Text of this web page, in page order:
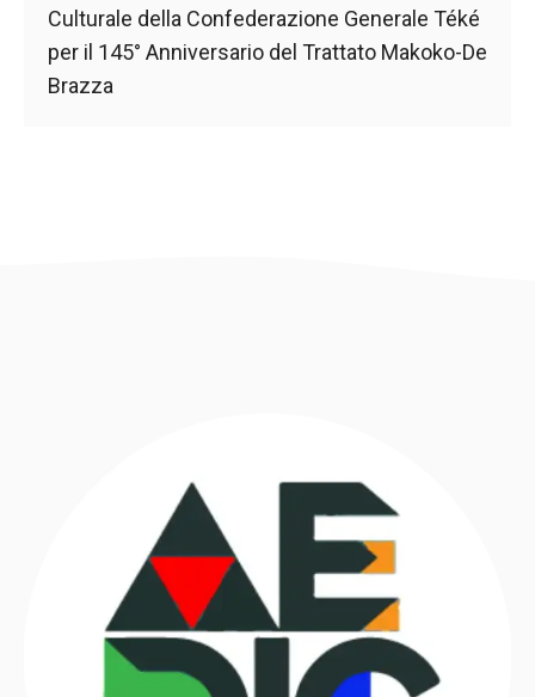
Culturale della Confederazione Generale Téké
per il 145° Anniversario del Trattato Makoko-De
Brazza